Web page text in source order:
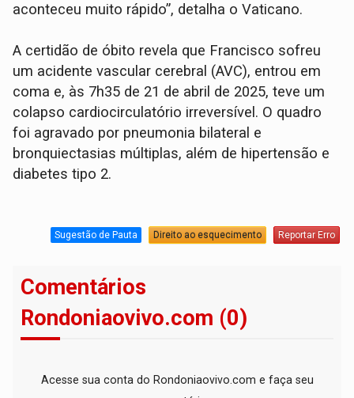
aconteceu muito rápido”, detalha o Vaticano.
A certidão de óbito revela que Francisco sofreu
um acidente vascular cerebral (AVC), entrou em
coma e, às 7h35 de 21 de abril de 2025, teve um
colapso cardiocirculatório irreversível. O quadro
foi agravado por pneumonia bilateral e
bronquiectasias múltiplas, além de hipertensão e
diabetes tipo 2.
Sugestão de Pauta Direito ao esquecimento Reportar Erro
Comentários
Rondoniaovivo.com (0)
Acesse sua conta do Rondoniaovivo.com e faça seu